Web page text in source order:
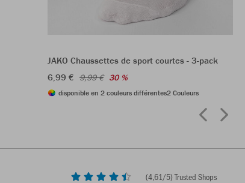
JAKO Chaussettes de sport courtes - 3-pack
6,99 € 9,99 € 30 %
disponible en 2 couleurs différentes2 Couleurs
(4,61/5) Trusted Shops